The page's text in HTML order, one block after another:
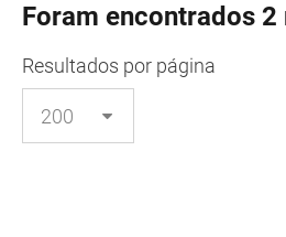
Foram encontrados 2
Resultados por página